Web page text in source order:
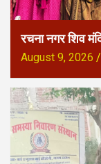
रचना नगर शिव
August 9, 2026